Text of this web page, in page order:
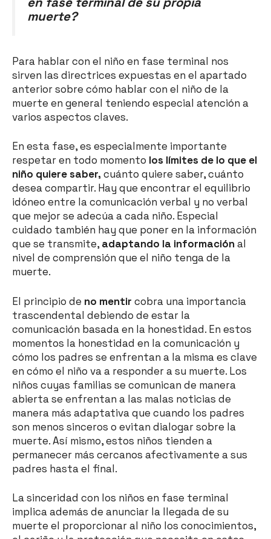
muerte?
Para hablar con el niño en fase terminal nos
sirven las directrices expuestas en el apartado
anterior sobre cómo hablar con el niño de la
muerte en general teniendo especial atención a
varios aspectos claves.
En esta fase, es especialmente importante
respetar en todo momento los límites de lo que el
niño quiere saber, cuánto quiere saber, cuánto
desea compartir. Hay que encontrar el equilibrio
idóneo entre la comunicación verbal y no verbal
que mejor se adecúa a cada niño. Especial
cuidado también hay que poner en la información
que se transmite, adaptando la informaciónal
nivel de comprensión que el niño tenga de la
muerte.
El principio de no mentir cobra una importancia
trascendental debiendo de estar la
comunicación basada en la honestidad. En estos
momentos la honestidad en la comunicación y
cómo los padres se enfrentan a la misma es clave
en cómo el niño va a responder a su muerte. Los
niños cuyas familias se comunican de manera
abierta se enfrentan a las malas noticias de
manera más adaptativa que cuando los padres
son menos sinceros o evitan dialogar sobre la
muerte. Así mismo, estos niños tienden a
permanecer más cercanos afectivamente a sus
padres hasta el final.
La sinceridad con los niños en fase terminal
implica además de anunciar la llegada de su
muerte el proporcionar al niño los conocimientos,